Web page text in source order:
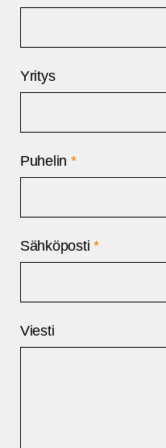
Yritys
Puhelin *
Sähköposti*
Viesti